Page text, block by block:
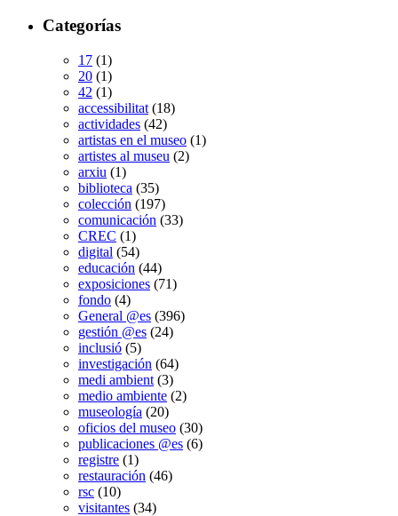
Categorías
17 (1)
20 (1)
42 (1)
accessibilitat (18)
actividades (42)
artistas en el museo (1)
artistes al museu (2)
arxiu (1)
biblioteca (35)
colección (197)
comunicación (33)
CREC (1)
digital (54)
educación (44)
exposiciones (71)
fondo (4)
General @es (396)
gestión @es (24)
inclusió (5)
investigación (64)
medi ambient (3)
medio ambiente (2)
museología (20)
oficios del museo (30)
publicaciones @es (6)
registre (1)
restauración (46)
rsc (10)
visitantes (34)